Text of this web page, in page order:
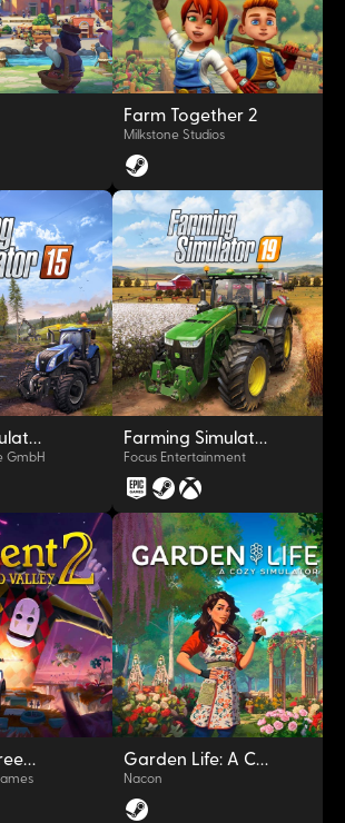
OYNAT
Farm Together 2
Milkstone Studios
Farming Simulator 15
GmbH
OYNAT
Farming Simulator 19
Focus Entertainment
Figment 2: Creed Valley Garden Life: A Cozy Simulator
Nacon